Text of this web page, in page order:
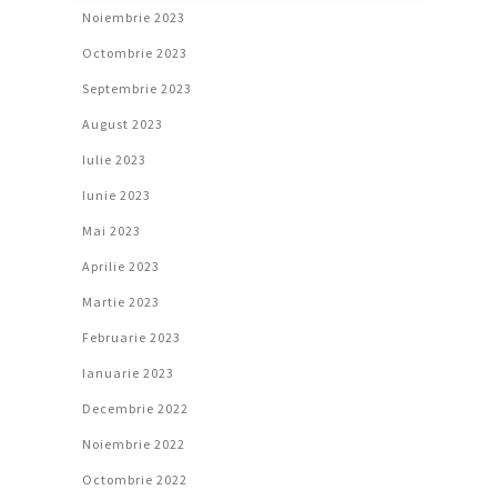
Noiembrie 2023
Octombrie 2023
Septembrie 2023
August 2023
Iulie 2023
Iunie 2023
Mai 2023
Aprilie 2023
Martie 2023
Februarie 2023
Ianuarie 2023
Decembrie 2022
Noiembrie 2022
Octombrie 2022